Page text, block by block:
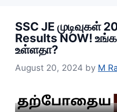
SSC JE முடிவுகள்
Results NOW!
உள்ளதா?
August 20, 2024 by M